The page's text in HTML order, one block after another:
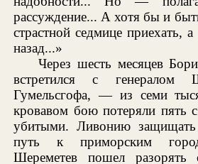
рассуждение... А хотя бы и
страстной седмице приехать,
назад...»
Через шесть месяцев
встретился с генералом
Гумельсгофа, — из семи
кровавом бою потеряли пять
убитыми. Ливонию
путь к приморским
Шереметев пошел разорять